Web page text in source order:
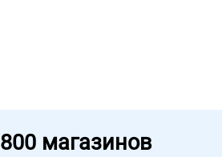
800 магазинов